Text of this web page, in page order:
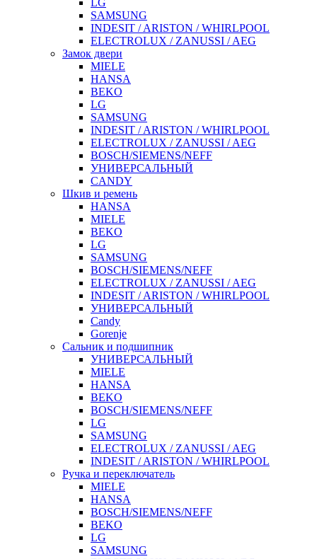
LG
SAMSUNG
INDESIT / ARISTON / WHIRLPOOL
ELECTROLUX / ZANUSSI / AEG
Замок двери
MIELE
HANSA
BEKO
LG
SAMSUNG
INDESIT / ARISTON / WHIRLPOOL
ELECTROLUX / ZANUSSI / AEG
BOSCH/SIEMENS/NEFF
УНИВЕРСАЛЬНЫЙ
CANDY
Шкив и ремень
HANSA
MIELE
BEKO
LG
SAMSUNG
BOSCH/SIEMENS/NEFF
ELECTROLUX / ZANUSSI / AEG
INDESIT / ARISTON / WHIRLPOOL
УНИВЕРСАЛЬНЫЙ
Candy
Gorenje
Сальник и подшипник
УНИВЕРСАЛЬНЫЙ
MIELE
HANSA
BEKO
BOSCH/SIEMENS/NEFF
LG
SAMSUNG
ELECTROLUX / ZANUSSI / AEG
INDESIT / ARISTON / WHIRLPOOL
Ручка и переключатель
MIELE
HANSA
BOSCH/SIEMENS/NEFF
BEKO
LG
SAMSUNG